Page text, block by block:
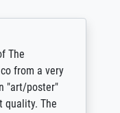
from a very
poster"
The